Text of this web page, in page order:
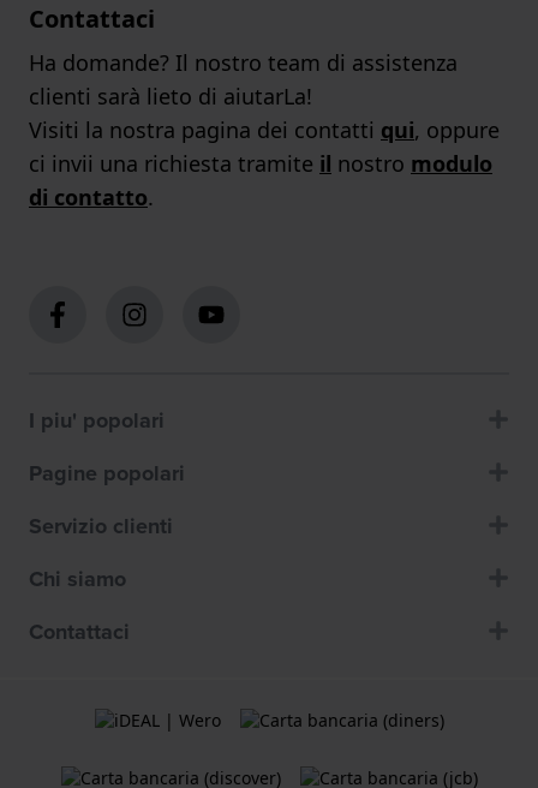
Contattaci
Ha domande? Il nostro team di assistenza
clienti sarà lieto di aiutarLa!
Visiti la nostra pagina dei contatti qui, oppure
ci invii una richiesta tramite il nostro modulo
di contatto.
I piu' popolari
Pagine popolari
Servizio clienti
Chi siamo
Contattaci